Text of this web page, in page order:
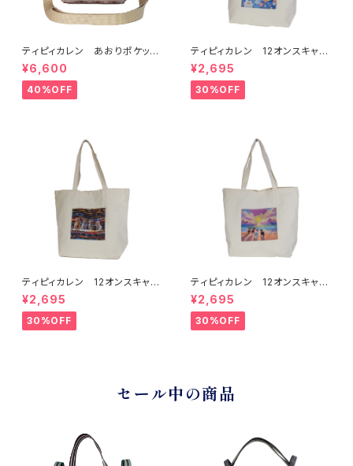
ティピィカレン あおりポケット
ハートショルダーバッグ
¥6,600
40%OFF
ティピィカレン 12オンスキャン
バスハワイアン柄ビッグマイバッ
グ
¥2,695
30%OFF
ティピィカレン 12オンスキャン
バスネイティブ柄ビッグマイバッ
グ
¥2,695
30%OFF
ティピィカレン 12オンスキャン
バスビーチドッグス柄ビッグマイ
バッグ
¥2,695
30%OFF
セール中の商品